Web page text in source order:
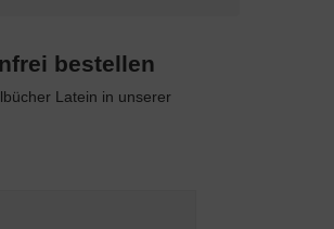
bestellen
Latein in unserer